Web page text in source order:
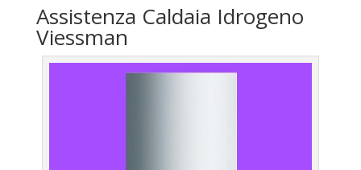
Assistenza Caldaia Idrogeno
Viessman